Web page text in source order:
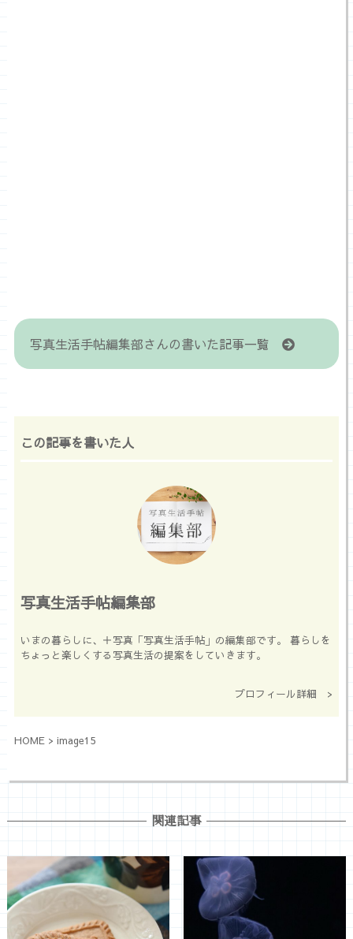
写真生活手帖編集部さんの書いた記事一覧
この記事を書いた人
写真生活手帖編集部
いまの暮らしに、＋写真「写真生活手帖」の編集部です。 暮らしを
ちょっと楽しくする写真生活の提案をしていきます。
プロフィール詳細 >
HOME> image15
関連記事